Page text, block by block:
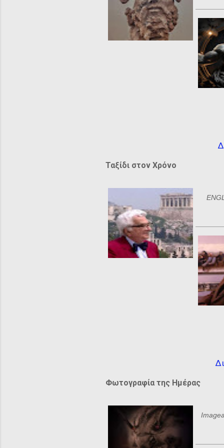
Ταξίδι στον Χρόνο
Φωτογραφία της Ημέρας